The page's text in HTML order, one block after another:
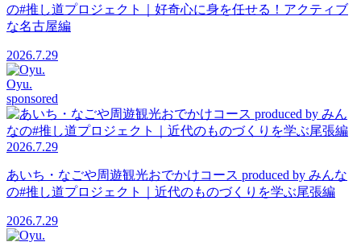
の#推し道プロジェクト｜好奇心に身を任せる！アクティブ
な名古屋編
2026.7.29
Oyu.
sponsored
2026.7.29
あいち・なごや周遊観光おでかけコース produced by みんな
の#推し道プロジェクト｜近代のものづくりを学ぶ尾張編
2026.7.29